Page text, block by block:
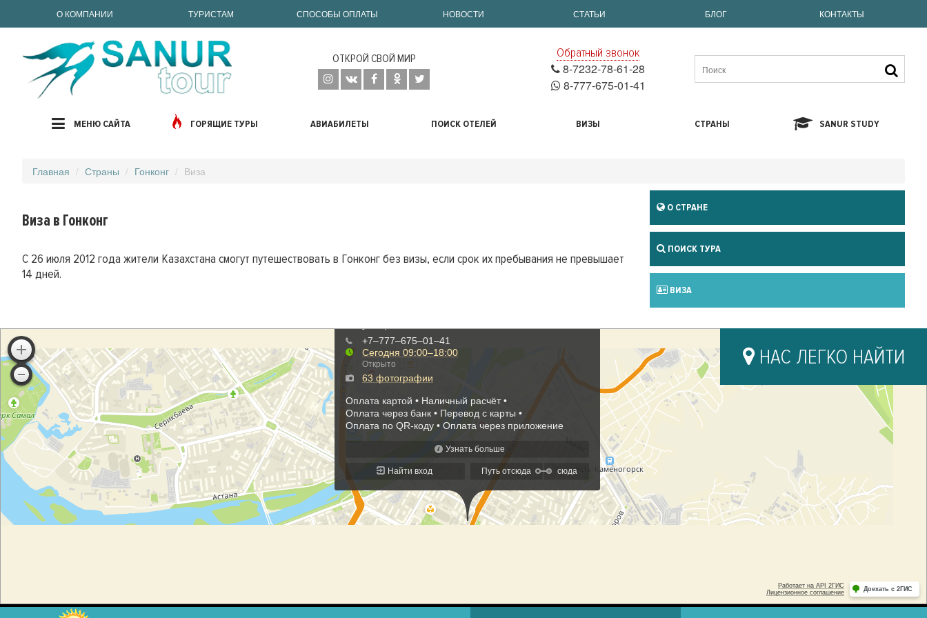
О КОМПАНИИ ТУРИСТАМ СПОСОБЫ ОПЛАТЫ НОВОСТИ СТАТЬИ БЛОГ КОНТАКТЫ
ОТКРОЙ СВОЙ МИР Обратный звонок
8-7232-78-61-28
8-777-675-01-41
МЕНЮ САЙТА ГОРЯЩИЕ ТУРЫ АВИАБИЛЕТЫ ПОИСК ОТЕЛЕЙ ВИЗЫ СТРАНЫ SANUR STUDY
Главная Страны Гонконг Виза
О СТРАНЕ
ПОИСК ТУРА
ВИЗА
Виза в Гонконг
С 26 июля 2012 года жители Казахстана смогут путешествовать в Гонконг без визы, если срок их пребывания не превышает
14 дней.
НАС ЛЕГКО НАЙТИ